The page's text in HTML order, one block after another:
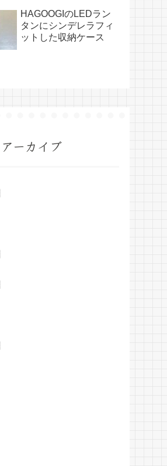
HAGOOGIのLEDラン
タンにシンデレラフィ
ットした収納ケース
アーカイブ